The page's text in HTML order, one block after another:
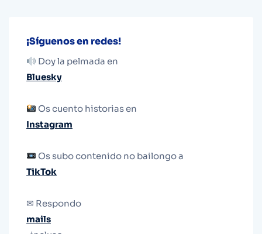
¡Síguenos en redes!
Doy la pelmada en
Bluesky
Os cuento historias en
Instagram
Os subo contenido no bailongo a
TikTok
✉ Respondo
mails